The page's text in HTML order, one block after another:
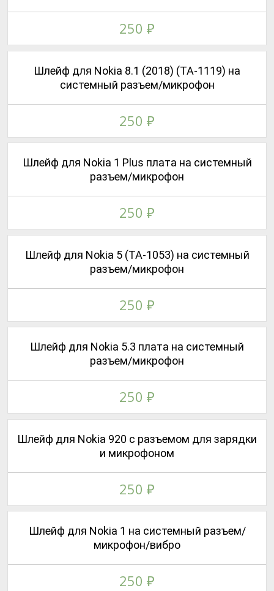
Шлейф для Nokia 1 на системный разъем/
микрофон/вибро
250 ₽
Шлейф для Nokia 920 с разъемом для зарядки
и микрофоном
250 ₽
Шлейф для Nokia 5.3 плата на системный
разъем/микрофон
250 ₽
Шлейф для Nokia 5 (ТА-1053) на системный
разъем/микрофон
250 ₽
Шлейф для Nokia 1 Plus плата на системный
разъем/микрофон
250 ₽
Шлейф для Nokia 8.1 (2018) (TA-1119) на
системный разъем/микрофон
250 ₽
250 ₽